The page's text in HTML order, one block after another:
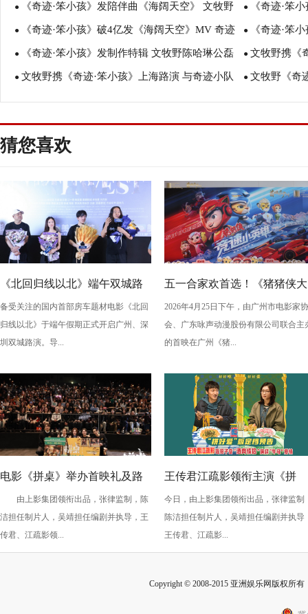
队”幸福幕后 前跑》点燃奔
● 《奇迹·笨小孩》发陪伴曲《海阔天空》 文牧野
现身北大观影活动
● 《奇迹·笨
伴“奇迹小队”
● 《奇迹·笨小孩》破4亿发《海阔天空》MV 奇迹
小队幸福逐光暖相伴
● 《奇迹·笨
幸福的“笨小
● 《奇迹·笨小孩》发制作特辑 文牧野陈哈琳公磊
王传君路演展“团圆之力”
● 文牧野携《
片感受家人力
● 文牧野携《奇迹·笨小孩》上海路演 与奇迹小队
感悟中国式奋斗精神
● 文牧野《奇
展现创新之力
猜您喜欢
《北回归线以北》端午双城路
演，定档6月26日奔赴山海
备受关注的国内首部房车题材电影《北回
归线以北》于端午假期正式开启广州、深
圳双城路演。导...
五一合家欢首选！《猪猪侠大
电影之竞速小英雄》广州首映
欢乐狂飙
2026年4月25日下午，由广州市电影家协
会、广东咏声动漫股份有限公司联合主
的首映在广州《猪...
电影《拼桌》举办首映礼及路
演 白色情人节相约搭子稳稳幸
福
由上影集团领衔出品，张律监制，陈
洁担任制片人，吴靖担任编剧并执导，王
传君、江疏影领...
王传君江疏影领衔主演《拼
桌》定档3月14日
今日，由上影集团领衔出品，张律监制
陈洁担任制片人，吴靖担任编剧并执导
王传君、江疏影...
Copyright © 2008-2015 亚洲娱乐网版权所